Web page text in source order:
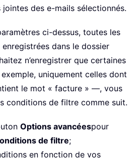
des e-mails sélectionnés.
ci-dessus, toutes les
dans le dossier
n’enregistrer que certaines
uniquement celles dont
le mot « facture » —, vous
conditions de filtre comme suit.
Options avancéespour
de filtre;
en fonction de vos